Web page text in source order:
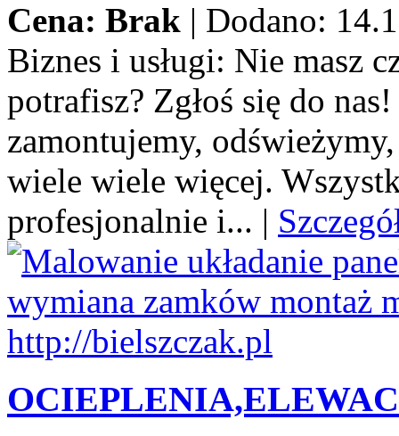
Cena: Brak | Dodano:
Biznes i usługi: Nie masz
potrafisz? Zgłoś się do
zamontujemy,
wiele wiele więcej.
profesjonalnie i... |